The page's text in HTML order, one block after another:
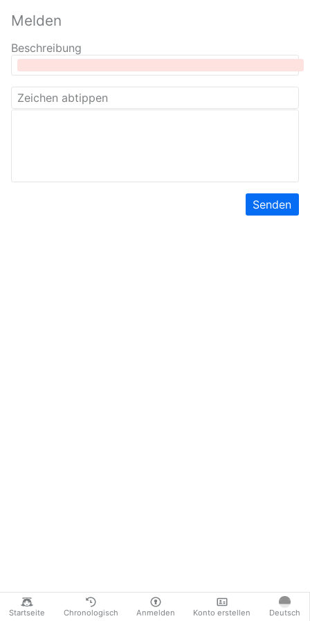
Startseite Chronologisch Anmelden Konto erstellen Deutsch
Melden
Beschreibung
Senden